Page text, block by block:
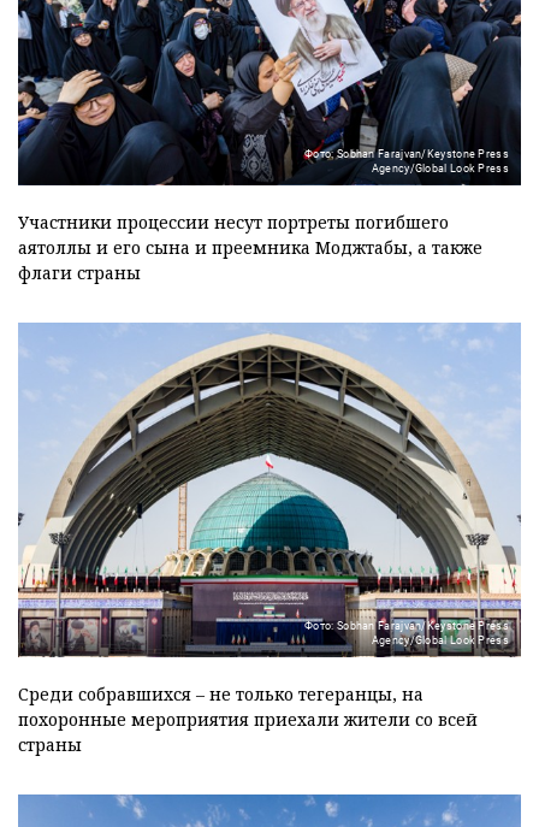
Фото: Sobhan Farajvan/Keystone Press
Agency/Global Look Press
Участники процессии несут портреты погибшего
аятоллы и его сына и преемника Моджтабы, а также
флаги страны
Фото: Sobhan Farajvan/Keystone Press
Agency/Global Look Press
Среди собравшихся – не только тегеранцы, на
похоронные мероприятия приехали жители со всей
страны